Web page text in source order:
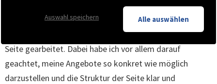
Ich habe in den letzten Wochen fleißig an den Texten der
Seite gearbeitet. Dabei habe ich vor allem darauf
geachtet, meine Angebote so konkret wie möglich
darzustellen und die Struktur der Seite klar und
Auswahl speichern Alle auswählen